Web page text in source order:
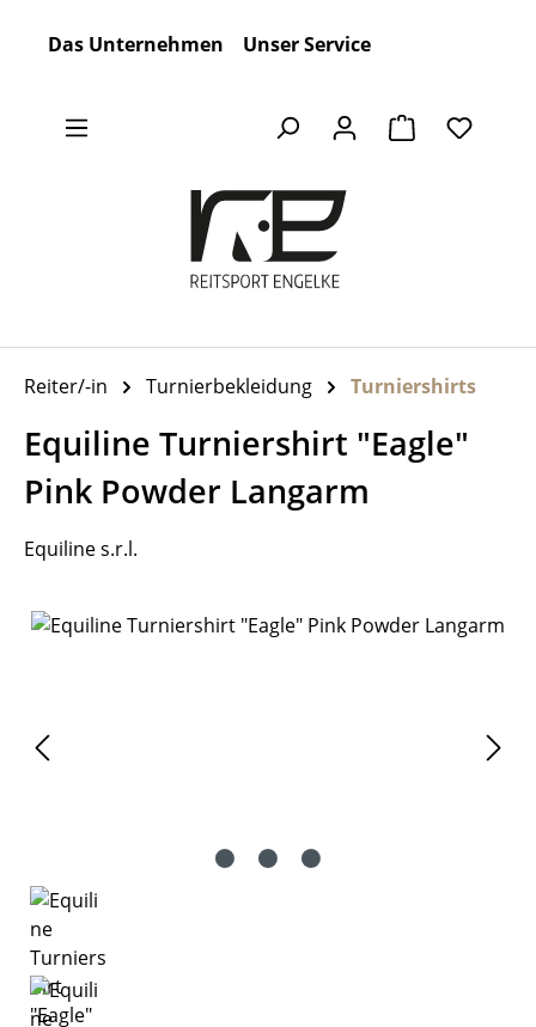
Das Unternehmen Unser Service
Warenkorb
Reiter/-in Turnierbekleidung Turniershirts
Equiline Turniershirt "Eagle"
Pink Powder Langarm
Equiline s.r.l.
Bildergalerie überspringen